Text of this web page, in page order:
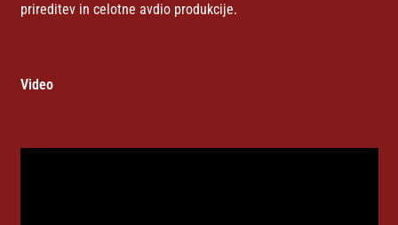
prireditev in celotne avdio produkcije.
Video